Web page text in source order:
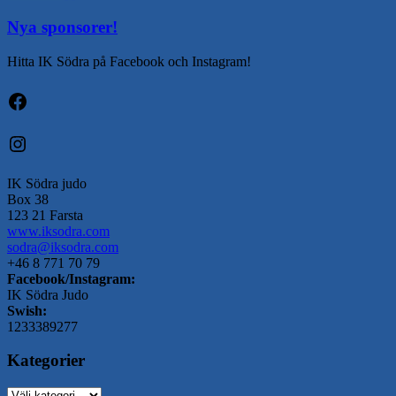
Nya sponsorer!
Hitta IK Södra på Facebook och Instagram!
Facebook
Instagram
IK Södra judo
Box 38
123 21 Farsta
www.iksodra.com
sodra@iksodra.com
+46 8 771 70 79
Facebook/Instagram:
IK Södra Judo
Swish:
1233389277
Kategorier